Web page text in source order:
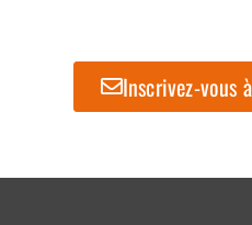
Inscrivez-vous